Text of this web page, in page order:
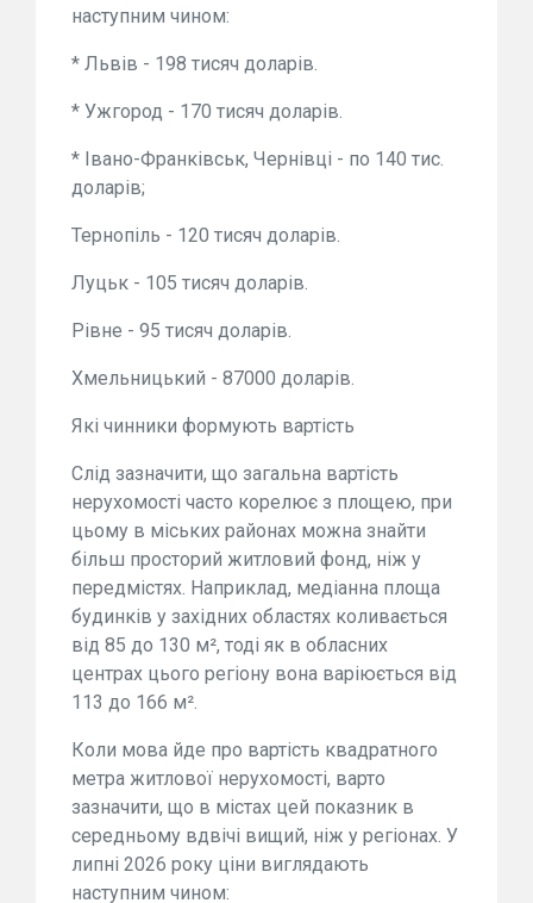
наступним чином:
* Львів - 198 тисяч доларів.
* Ужгород - 170 тисяч доларів.
* Івано-Франківськ, Чернівці - по 140 тис.
доларів;
Тернопіль - 120 тисяч доларів.
Луцьк - 105 тисяч доларів.
Рівне - 95 тисяч доларів.
Хмельницький - 87000 доларів.
Які чинники формують вартість
Слід зазначити, що загальна вартість
нерухомості часто корелює з площею, при
цьому в міських районах можна знайти
більш просторий житловий фонд, ніж у
передмістях. Наприклад, медіанна площа
будинків у західних областях коливається
від 85 до 130 м², тоді як в обласних
центрах цього регіону вона варіюється від
113 до 166 м².
Коли мова йде про вартість квадратного
метра житлової нерухомості, варто
зазначити, що в містах цей показник в
середньому вдвічі вищий, ніж у регіонах. У
липні 2026 року ціни виглядають
наступним чином: